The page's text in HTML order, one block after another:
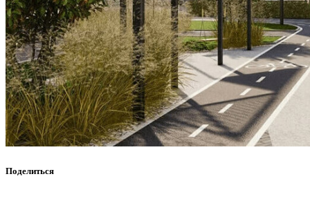
Поделиться